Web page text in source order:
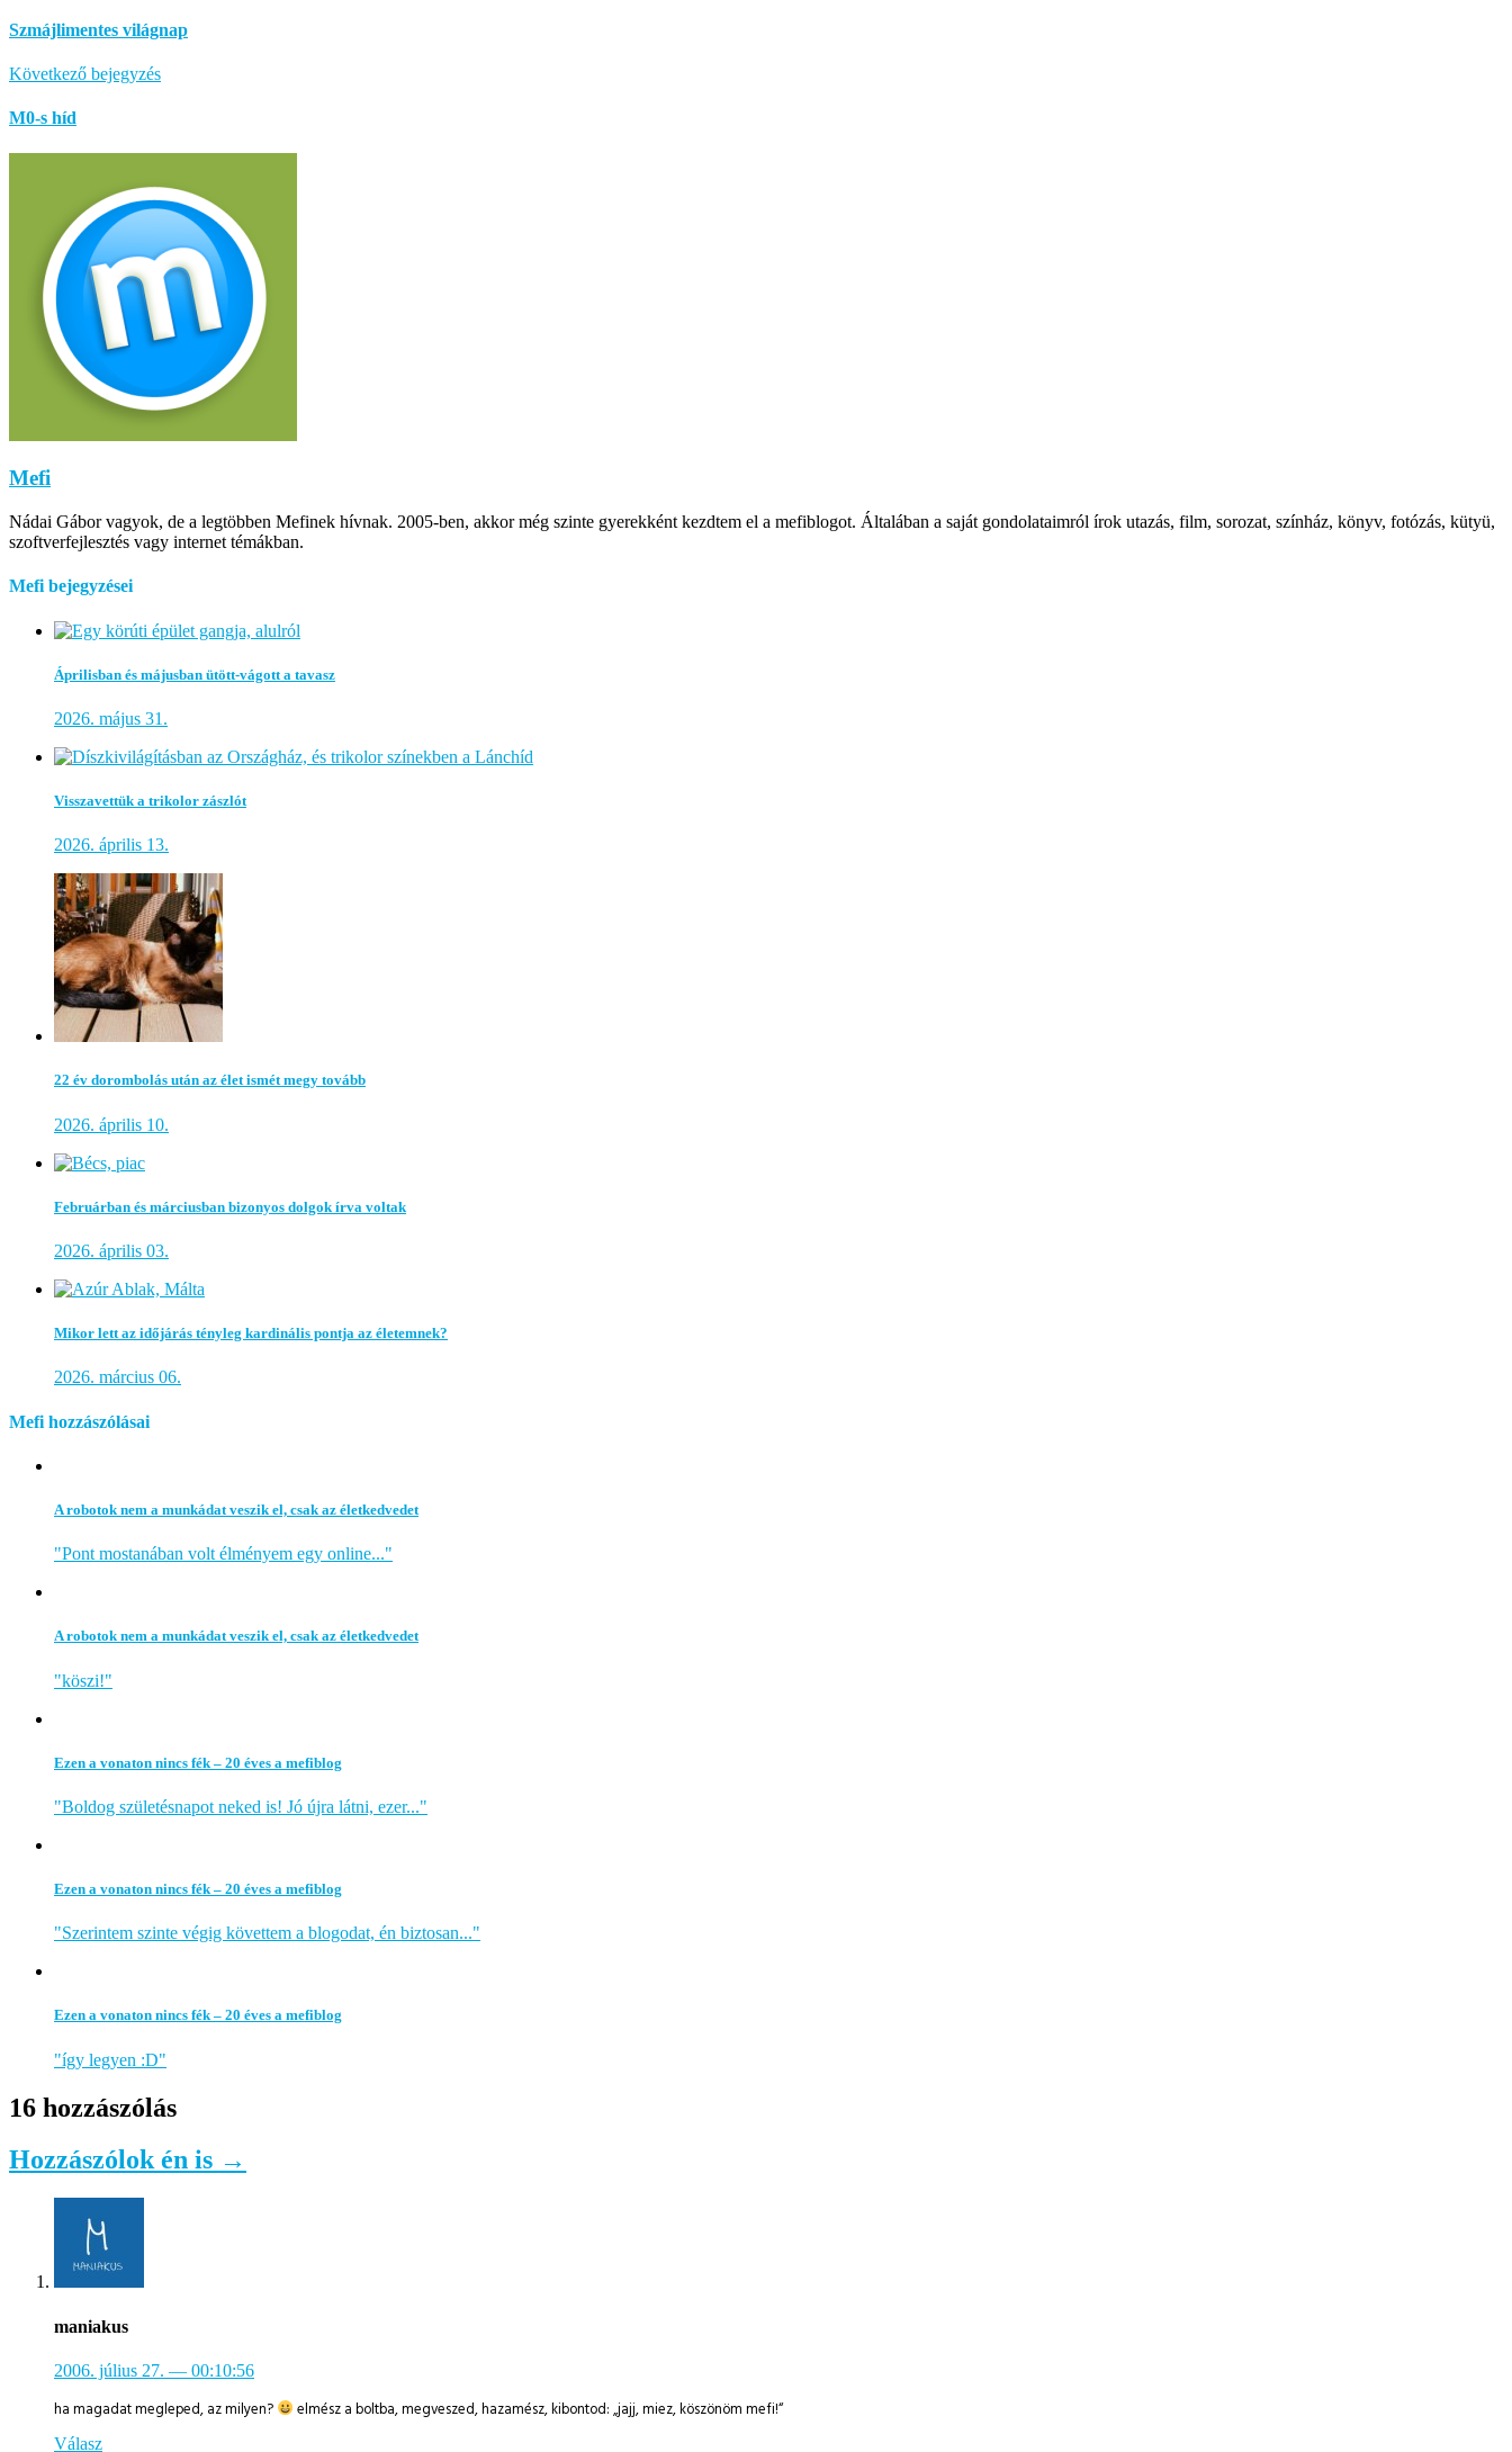
Szmájlimentes világnap
Következő bejegyzés
M0-s híd
Mefi
Nádai Gábor vagyok, de a legtöbben Mefinek hívnak. 2005-ben, akkor még szinte gyerekként kezdtem el a mefiblogot. Általában a saját gondolataimról írok utazás, film, sorozat, színház, könyv, fotózás, kütyü,
szoftverfejlesztés vagy internet témákban.
Mefi bejegyzései
Áprilisban és májusban ütött-vágott a tavasz
2026. május 31.
Visszavettük a trikolor zászlót
2026. április 13.
22 év dorombolás után az élet ismét megy tovább
2026. április 10.
Februárban és márciusban bizonyos dolgok írva voltak
2026. április 03.
Mikor lett az időjárás tényleg kardinális pontja az életemnek?
2026. március 06.
Mefi hozzászólásai
A robotok nem a munkádat veszik el, csak az életkedvedet
"Pont mostanában volt élményem egy online..."
A robotok nem a munkádat veszik el, csak az életkedvedet
"köszi!"
Ezen a vonaton nincs fék – 20 éves a mefiblog
"Boldog születésnapot neked is! Jó újra látni, ezer..."
Ezen a vonaton nincs fék – 20 éves a mefiblog
"Szerintem szinte végig követtem a blogodat, én biztosan..."
Ezen a vonaton nincs fék – 20 éves a mefiblog
"így legyen :D"
16 hozzászólás
Hozzászólok én is →
maniakus
2006. július 27. — 00:10:56
ha magadat megleped, az milyen? elmész a boltba, megveszed, hazamész, kibontod: „jajj, miez, köszönöm mefi!“
Válasz